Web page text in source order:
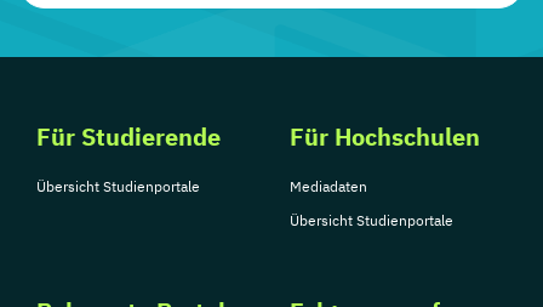
Für Studierende
Übersicht Studienportale
Für Hochschulen
Mediadaten
Übersicht Studienportale